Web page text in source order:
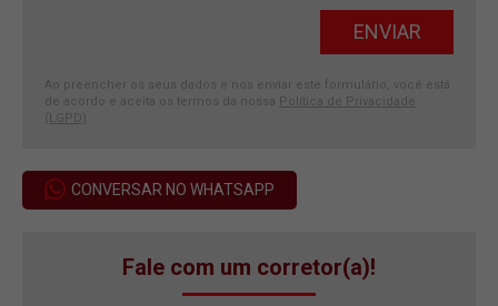
Ao preencher os seus dados e nos enviar este formulário, você está
de acordo e aceita os termos da nossa Política de Privacidade
(LGPD)
CONVERSAR NO WHATSAPP
Fale com um corretor(a)!